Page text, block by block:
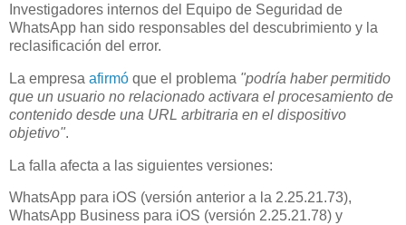
Investigadores internos del Equipo de Seguridad de
WhatsApp han sido responsables del descubrimiento y la
reclasificación del error.
La empresa afirmó que el problema "podría haber permitido
que un usuario no relacionado activara el procesamiento de
contenido desde una URL arbitraria en el dispositivo
objetivo".
La falla afecta a las siguientes versiones:
WhatsApp para iOS (versión anterior a la 2.25.21.73),
WhatsApp Business para iOS (versión 2.25.21.78) y